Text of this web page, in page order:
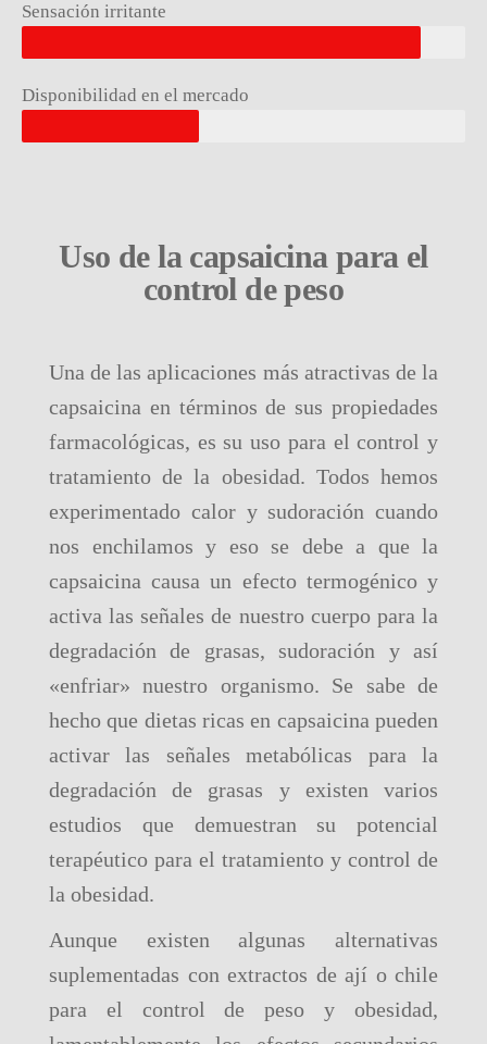
Sensación irritante
Disponibilidad en el mercado
Uso de la capsaicina para el
control de peso
Una de las aplicaciones más atractivas de la
capsaicina en términos de sus propiedades
farmacológicas, es su uso para el control y
tratamiento de la obesidad. Todos hemos
experimentado calor y sudoración cuando
nos enchilamos y eso se debe a que la
capsaicina causa un efecto termogénico y
activa las señales de nuestro cuerpo para la
degradación de grasas, sudoración y así
«enfriar» nuestro organismo. Se sabe de
hecho que dietas ricas en capsaicina pueden
activar las señales metabólicas para la
degradación de grasas y existen varios
estudios que demuestran su potencial
terapéutico para el tratamiento y control de
la obesidad.
Aunque existen algunas alternativas
suplementadas con extractos de ají o chile
para el control de peso y obesidad,